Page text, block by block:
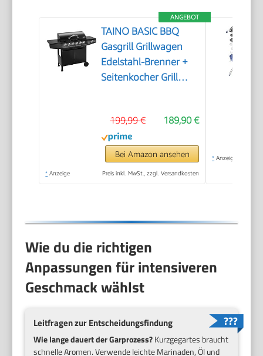
ANGEBOT
TAINO BASIC BBQ
Gasgrill Grillwagen
Edelstahl-Brenner +
Seitenkocher Grill
189,90 €
199,99 €
Bei Amazon ansehen
* Anzeige Preis inkl. MwSt., zzgl. Versandkosten
* Anzeige
Wie du die richtigen
Anpassungen für intensiveren
Geschmack wählst
Leitfragen zur Entscheidungsfindung
Wie lange dauert der Garprozess?Kurzgegartes braucht
schnelle Aromen. Verwende leichte Marinaden, Öl und